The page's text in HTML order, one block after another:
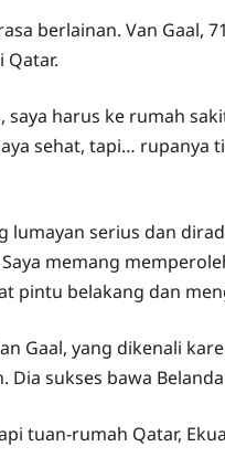
berlainan. Van Gaal,
saya harus ke rumah
sehat, tapi… rupanya
lumayan serius dan
memang
pintu belakang dan
Gaal, yang dikenali
sukses bawa
tuan-rumah Qatar,